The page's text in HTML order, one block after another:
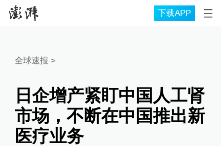
下载APP
全球速报 >
日企增产紧盯中国人工肾
市场，不断在中国推出新
医疗业务